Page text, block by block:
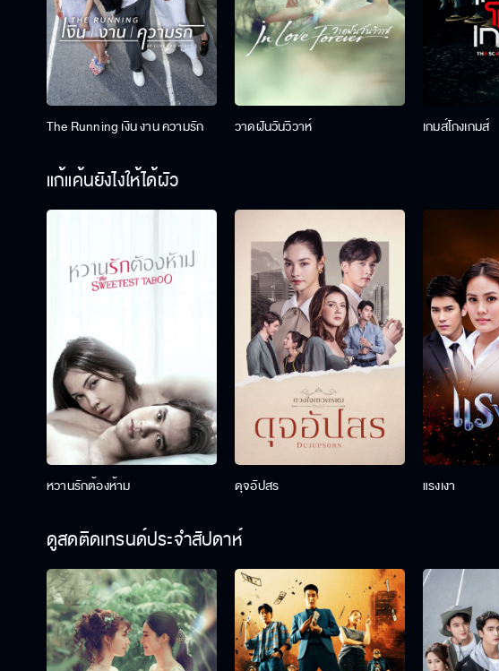
The Running เงิน งาน ความรัก วาดฝันวันวิวาห์ เกมส์โกงเกมส์
แก้แค้นยังไงให้ได้ผัว
หวานรักต้องห้าม ดุจอัปสร แรงเงา
ดูสดติดเทรนด์ประจำสัปดาห์